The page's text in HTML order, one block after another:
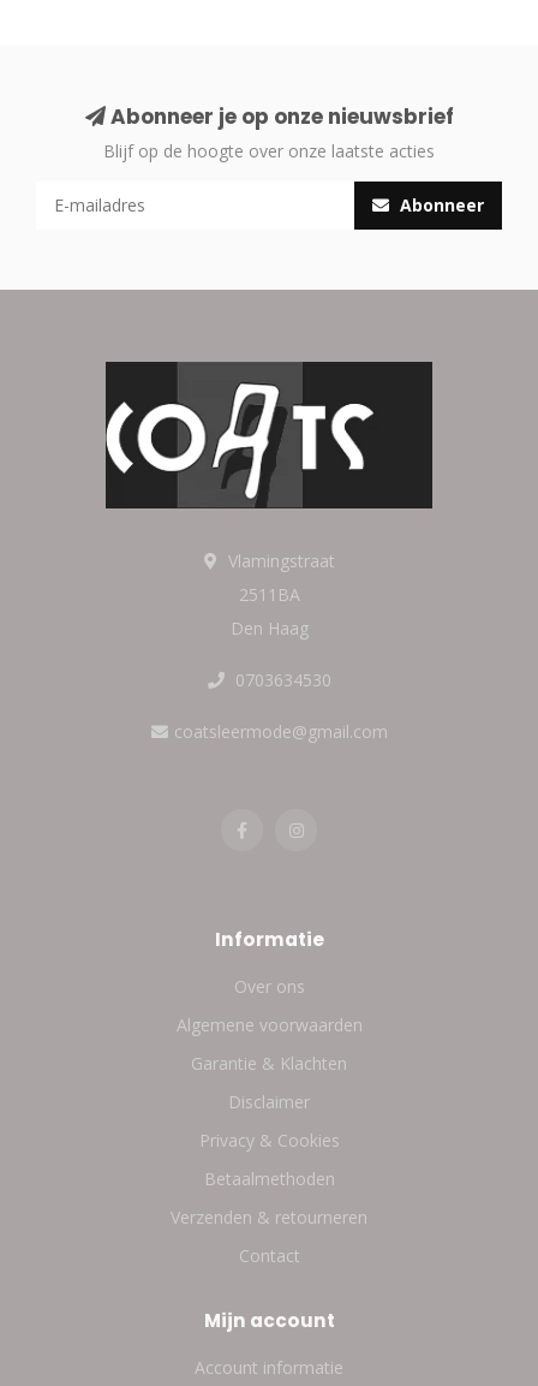
Abonneer je op onze nieuwsbrief
Blijf op de hoogte over onze laatste acties
Abonneer
Vlamingstraat
2511BA
Den Haag
0703634530
coatsleermode@gmail.com
Informatie
Over ons
Algemene voorwaarden
Garantie & Klachten
Disclaimer
Privacy & Cookies
Betaalmethoden
Verzenden & retourneren
Contact
Mijn account
Account informatie